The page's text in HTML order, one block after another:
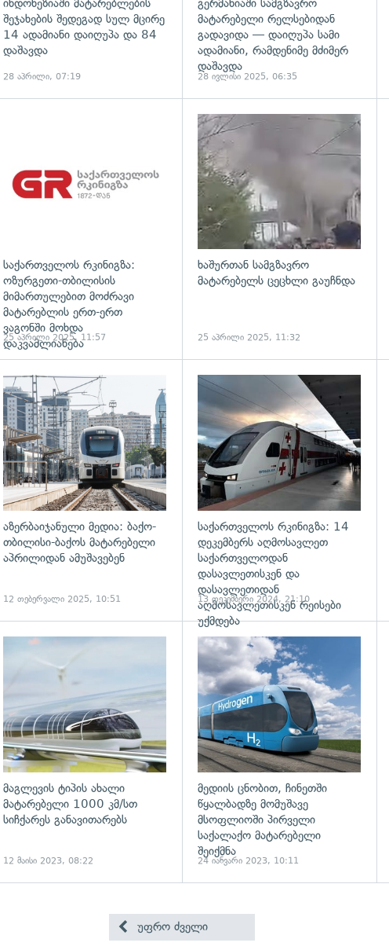
ინდონეზიაში მატარებლების
შეჯახების შედეგად სულ მცირე
14 ადამიანი დაიღუპა და 84
დაშავდა
28 აპრილი, 07:19
გერმანიაში სამგზავრო
მატარებელი რელსებიდან
გადავიდა — დაიღუპა სამი
ადამიანი, რამდენიმე მძიმერ
დაშავდა
28 ივლისი 2025, 06:35
გადახედვა
საქართველოს რკინიგზა:
ოზურგეთი-თბილისის
მიმართულებით მოძრავი
მატარებლის ერთ-ერთ
ვაგონში მოხდა
დაკვამლიანება
25 აპრილი 2025, 11:57
ხაშურთან სამგზავრო
მატარებელს ცეცხლი გაუჩნდა
25 აპრილი 2025, 11:32
გადახედვა გადახედვა
აზერბაიჯანული მედია: ბაქო-
თბილისი-ბაქოს მატარებელი
აპრილიდან ამუშავებენ
12 თებერვალი 2025, 10:51
საქართველოს რკინიგზა: 14
დეკემბერს აღმოსავლეთ
საქართველოდან
დასავლეთისკენ და
დასავლეთიდან
აღმოსავლეთისკენ რეისები
უქმდება
13 დეკემბერი 2024, 21:10
გადახედვა
მაგლევის ტიპის ახალი
მატარებელი 1000 კმ/სთ
სიჩქარეს განავითარებს
12 მაისი 2023, 08:22
მედიის ცნობით, ჩინეთში
წყალბადზე მომუშავე
მსოფლიოში პირველი
საქალაქო მატარებელი
შეიქმნა
24 იანვარი 2023, 10:11
უფრო ძველი